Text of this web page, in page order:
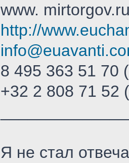
www.
http://
8 495 363 51 70
+32 2 808 71 52
Я не стал